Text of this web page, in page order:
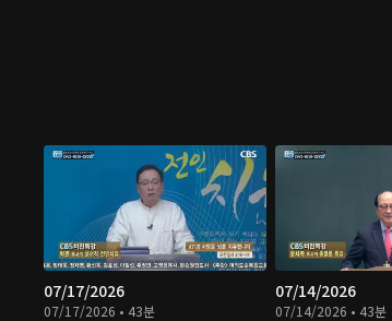
07/17/2026
07/17/2026 • 43분
07/14/2026
07/14/2026 • 43분